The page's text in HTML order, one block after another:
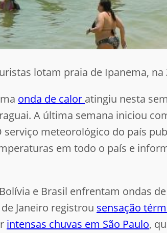
lotam praia de Ipanema,
onda de calor atingiu nesta
A última semana iniciou
serviço meteorológico do país
em todo o país e
e Brasil enfrentam ondas
Janeiro registrou sensação
intensas chuvas em São Paulo,